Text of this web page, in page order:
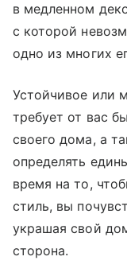
в медленном
с которой
одно из многих
Устойчивое или
требует от вас
своего дома, а
определять
время на то,
стиль, вы
украшая свой
сторона.